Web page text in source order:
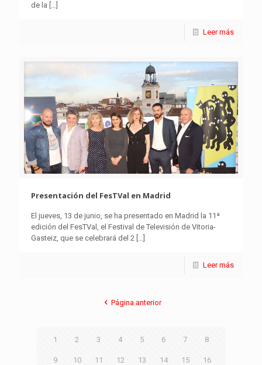
de la […]
Leer más
Presentación del FesTVal en Madrid
El jueves, 13 de junio, se ha presentado en Madrid la 11ª
edición del FesTVal, el Festival de Televisión de Vitoria-
Gasteiz, que se celebrará del 2 […]
Leer más
Página anterior
1 2 3 4 5 6 7 8
9 10 11 12 13 14 15 16